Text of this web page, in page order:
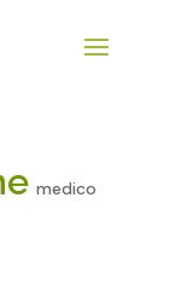
medico